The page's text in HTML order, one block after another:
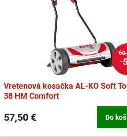
Vretenová kosačka AL-KO Soft
38 HM Comfort
57,50 € Do